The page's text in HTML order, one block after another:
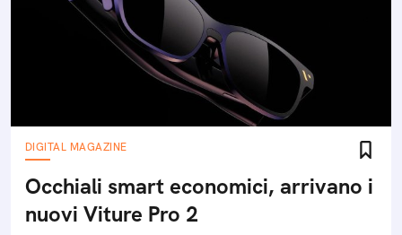
DIGITAL MAGAZINE
Occhiali smart economici, arrivano i
nuovi Viture Pro 2